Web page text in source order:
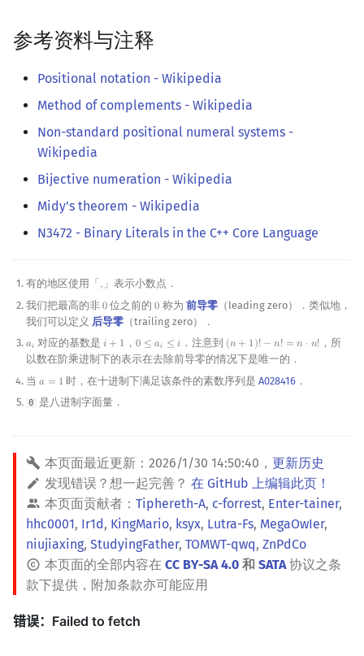
参考资料与注释
Positional notation - Wikipedia
Method of complements - Wikipedia
Non-standard positional numeral systems -
Wikipedia
Bijective numeration - Wikipedia
Midy's theorem - Wikipedia
N3472 - Binary Literals in the C++ Core Language
有的地区使用「 ,, 」表示小数点．
我们把最高的非 0
0 位之前的0
0 称为 前导零（leading zero）．类似地，
我们可以定义 后导零 （trailing zero）．
𝑎𝑖
ai 对应的基数是 𝑖 + 1
i+1 ， 0 ≤ 𝑎𝑖 ≤ 𝑖
0 ≤a i≤i ．注意到 (𝑛+ 1)! − 𝑛! = 𝑛 ⋅ 𝑛!
(n+1) !−n =n⋅n
，所
以数在阶乘进制下的表示在去除前导零的情况下是唯一的．
当 𝑎 = 1
a =1 时，在十进制下满足该条件的素数序列是A028416 ．
0 是八进制字面量．
本页面最近更新： 2026/1/30 14:50:40 ， 更新历史
发现错误？想一起完善？ 在 GitHub 上编辑此页！
本页面贡献者： Tiphereth-A, c-forrest, Enter-tainer,
hhc0001, Ir1d , KingMario, ksyx, Lutra-Fs, MegaOwIer,
niujiaxing, StudyingFather, TOMWT-qwq, ZnPdCo
本页面的全部内容在 CC BY-SA 4.0 和 SATA协议之条
款下提供，附加条款亦可能应用